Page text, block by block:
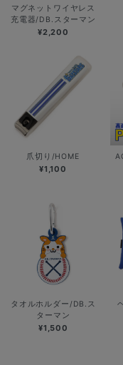
マグネットワイヤレス
充電器/DB.スターマン
¥2,200
爪切り/HOME
¥1,100
タオルホルダー/DB.ス
ターマン
¥1,500